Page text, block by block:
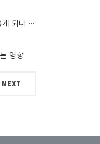
되나 ···
영향
NEXT